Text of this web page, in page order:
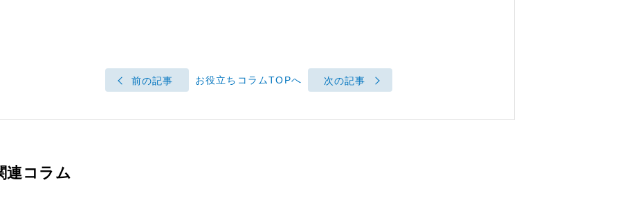
前の記事 お役立ちコラムTOPへ 次の記事
連コラム